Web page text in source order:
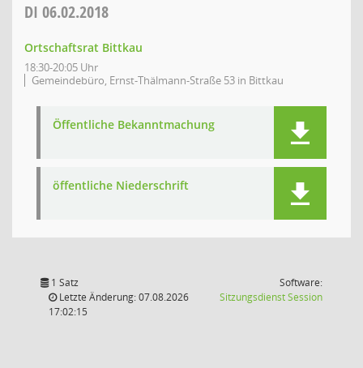
DI 06.02.2018
Ortschaftsrat Bittkau
18:30-20:05 Uhr
Gemeindebüro, Ernst-Thälmann-Straße 53 in Bittkau
Öffentliche Bekanntmachung
öffentliche Niederschrift
1 Satz
Letzte Änderung: 07.08.2026
17:02:15
Software:
SitzungsdienstSession(Wird in